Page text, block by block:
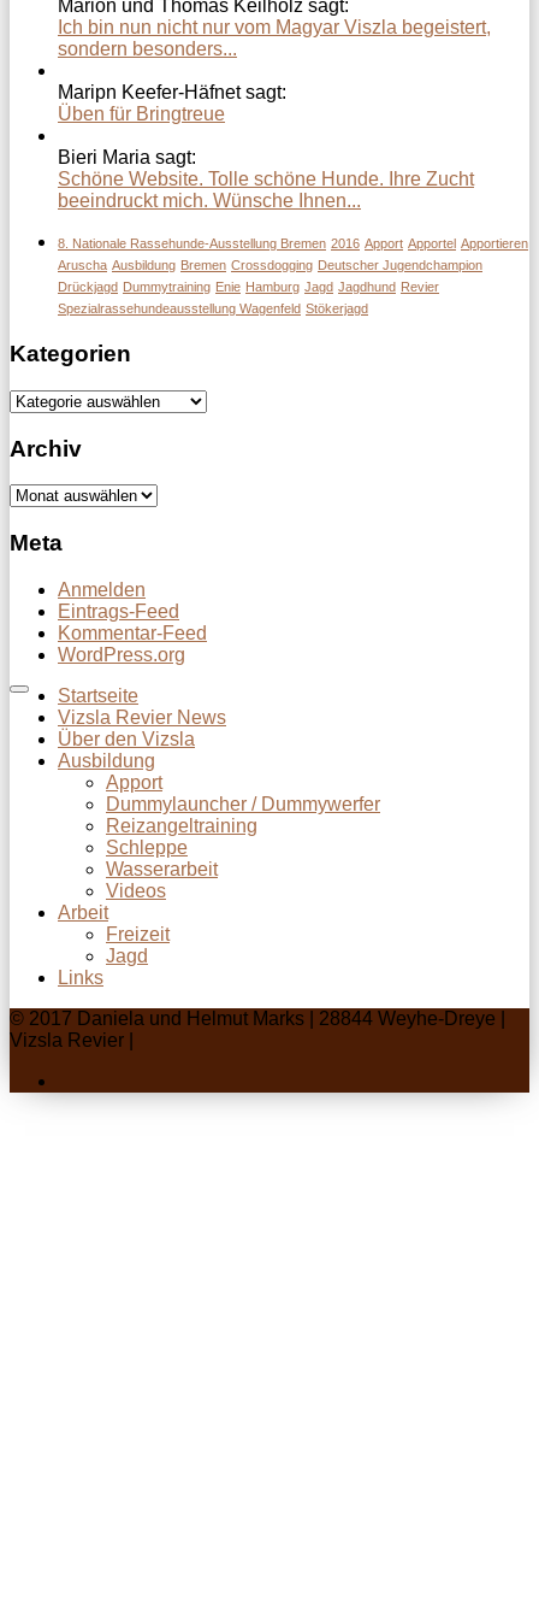
Marion und Thomas Keilholz sagt:
Ich bin nun nicht nur vom Magyar Viszla begeistert,
sondern besonders...
Maripn Keefer-Häfnet sagt:
Üben für Bringtreue
Bieri Maria sagt:
Schöne Website. Tolle schöne Hunde. Ihre Zucht
beeindruckt mich. Wünsche Ihnen...
8. Nationale Rassehunde-Ausstellung Bremen 2016 Apport Apportel Apportieren
Aruscha Ausbildung Bremen Crossdogging Deutscher Jugendchampion
Drückjagd Dummytraining Enie Hamburg Jagd Jagdhund Revier
Spezialrassehundeausstellung Wagenfeld Stökerjagd
Kategorien
Kategorien
Archiv
Archiv
Meta
Anmelden
Eintrags-Feed
Kommentar-Feed
WordPress.org
Startseite
Vizsla Revier News
Über den Vizsla
Ausbildung
Apport
Dummylauncher / Dummywerfer
Reizangeltraining
Schleppe
Wasserarbeit
Videos
Arbeit
Freizeit
Jagd
Links
© 2017 Daniela und Helmut Marks | 28844 Weyhe-Dreye |
Vizsla Revier |